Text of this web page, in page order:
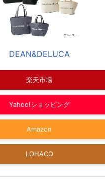
DEAN&DELUCA
楽天市場
Yahoo!ショッピング
Amazon
LOHACO